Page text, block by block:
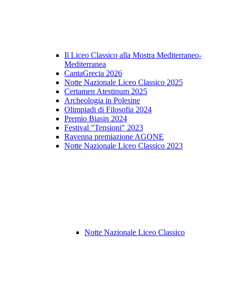
Il Liceo Classico alla Mostra Mediterraneo-
Mediterranea
CantaGrecia 2026
Notte Nazionale Liceo Classico 2025
Certamen Atestinum 2025
Archeologia in Polesine
Olimpiadi di Filosofia 2024
Premio Biasin 2024
Festival "Tensioni" 2023
Ravenna premiazione AGONE
Notte Nazionale Liceo Classico 2023
Notte Nazionale Liceo Classico